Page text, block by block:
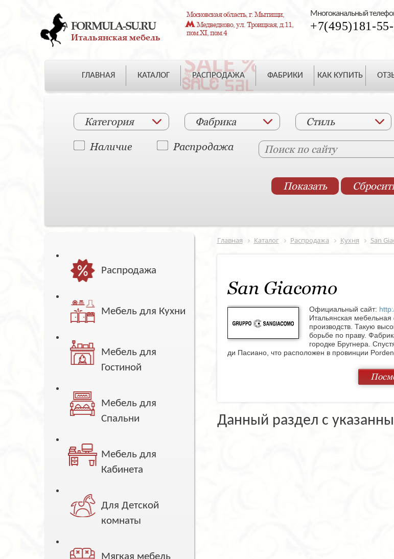
FORMULA-SU.RU
Итальянская мебель
Московская область, г. Мытищи,
Медведково, ул. Троицкая, д.11,
пом.XI, пом.4
Многоканальный
+7(495)181-55-
ГЛАВНАЯ КАТАЛОГ РАСПРОДАЖА ФАБРИКИ КАК КУПИТЬ
Категория Фабрика Стиль
Наличие Распродажа
Распродажа
Мебель для Кухни
Мебель для
Гостиной
Мебель для
Спальни
Мебель для
Кабинета
Для Детской
комнаты
Мягкая мебель
Главная Каталог Распродажа Кухня San
San Giacomo
Официальный сайт:
Итальянская
производств. Такую
борьбе по праву.
городке Бругнера.
ди Пасиано, что расположен в провинции
Комфортабельный разнообразный дизайн
Разнообразие модельного ряда представлено
спальнями, и монументальными кабинетами.
Корпусная мебель сконструирована по
помещении при помощи перестановки
Данный раздел с